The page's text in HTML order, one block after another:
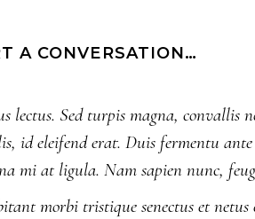
A CONVERSATION…
lectus. Sed turpis magna, convallis
id eleifend erat. Duis fermentu
mi at ligula. Nam sapien nunc,
morbi tristique senectus et